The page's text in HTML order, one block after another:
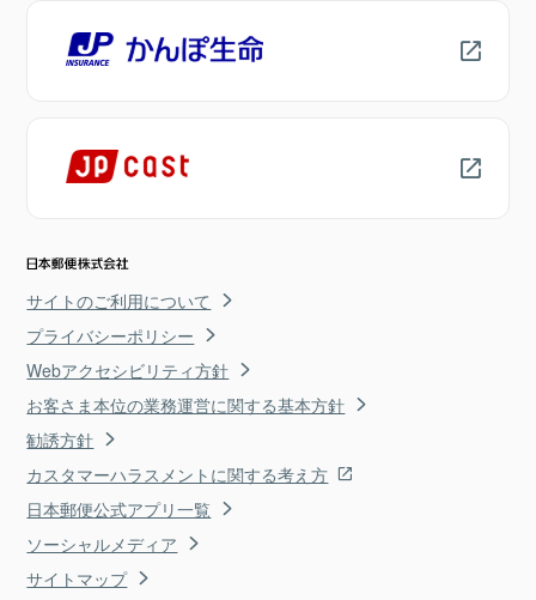
サイトのご利用について
プライバシーポリシー
Webアクセシビリティ方針
お客さま本位の業務運営に関する基本方針
勧誘方針
カスタマーハラスメントに関する考え方
日本郵便公式アプリ一覧
ソーシャルメディア
サイトマップ